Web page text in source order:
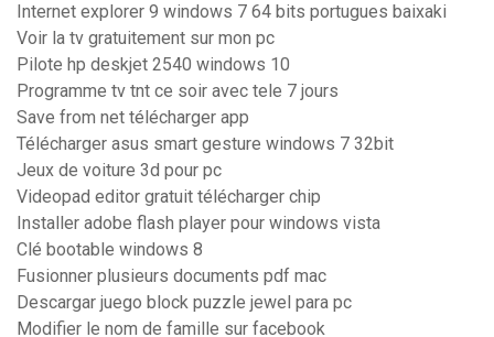
Internet explorer 9 windows 7 64 bits portugues baixaki
Voir la tv gratuitement sur mon pc
Pilote hp deskjet 2540 windows 10
Programme tv tnt ce soir avec tele 7 jours
Save from net télécharger app
Télécharger asus smart gesture windows 7 32bit
Jeux de voiture 3d pour pc
Videopad editor gratuit télécharger chip
Installer adobe flash player pour windows vista
Clé bootable windows 8
Fusionner plusieurs documents pdf mac
Descargar juego block puzzle jewel para pc
Modifier le nom de famille sur facebook